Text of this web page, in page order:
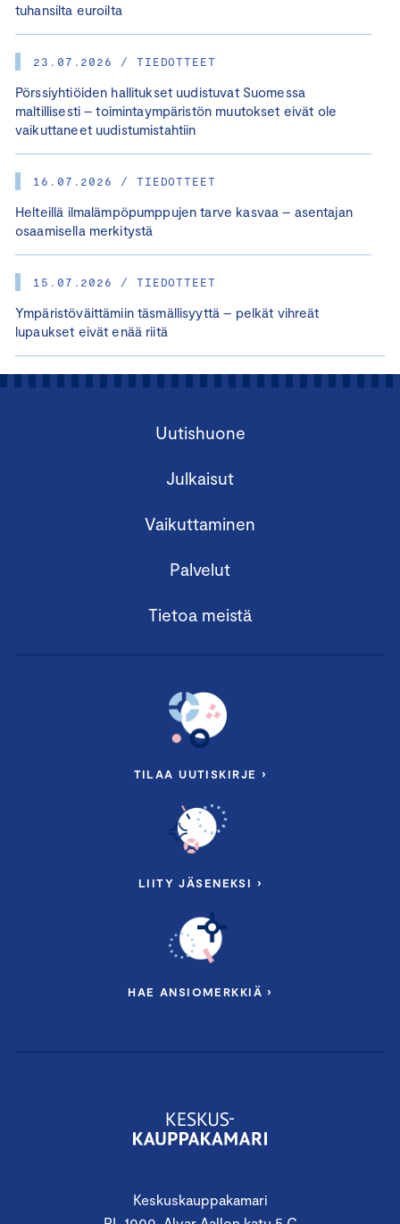
tuhansilta euroilta
23.07.2026 / TIEDOTTEET
Pörssiyhtiöiden hallitukset uudistuvat Suomessa
maltillisesti – toimintaympäristön muutokset eivät ole
vaikuttaneet uudistumistahtiin
16.07.2026 / TIEDOTTEET
Helteillä ilmalämpöpumppujen tarve kasvaa – asentajan
osaamisella merkitystä
15.07.2026 / TIEDOTTEET
Ympäristöväittämiin täsmällisyyttä – pelkät vihreät
lupaukset eivät enää riitä
Keskuskauppakamari
Uutishuone
Julkaisut
Vaikuttaminen
Palvelut
Tietoa meistä
TILAA UUTISKIRJE ›
LIITY JÄSENEKSI ›
HAE ANSIOMERKKIÄ ›